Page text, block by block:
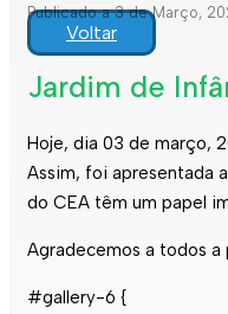
Publicado a 3 de Março,
Voltar
Jardim de
Hoje, dia 03 de março,
Assim, foi apresentada
do CEA têm um papel
Agradecemos a todos
#gallery-6 {